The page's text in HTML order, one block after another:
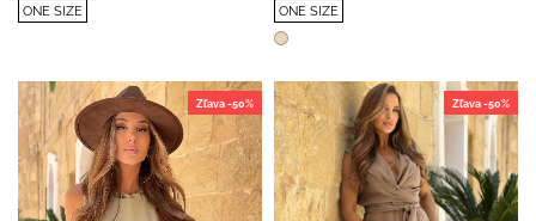
ONE SIZE ONE SIZE
Zľava -50% Zľava -50%